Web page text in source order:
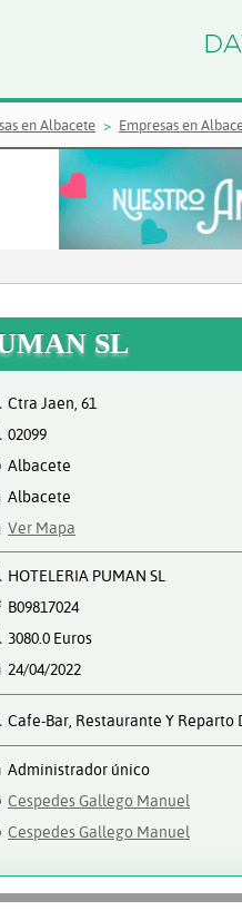
en Albacete Empresas en
SL
Ctra Jaen, 61
02099
Albacete
Albacete
Ver Mapa
HOTELERIA PUMAN SL
B09817024
3080.0 Euros
24/04/2022
Cafe-Bar, Restaurante Y
Administrador único
Cespedes Gallego Manuel
Cespedes Gallego Manuel